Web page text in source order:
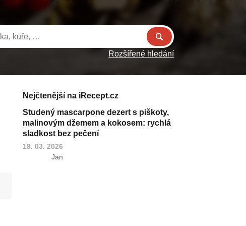
Rozšířené hledání
Nejčtenější na iRecept.cz
Studený mascarpone dezert s piškoty,
malinovým džemem a kokosem: rychlá
sladkost bez pečení
19. 03. 2026
Jan